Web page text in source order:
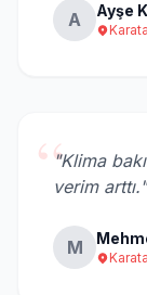
A Ayşe
“"Klima
verim arttı."
M